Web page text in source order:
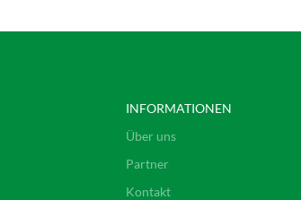
INFORMATIONEN
Über uns
Partner
Kontakt